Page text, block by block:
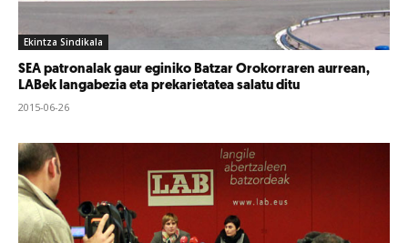
Ekintza Sindikala
SEA patronalak gaur eginiko Batzar Orokorraren aurrean,
LABek langabezia eta prekarietatea salatu ditu
2015-06-26